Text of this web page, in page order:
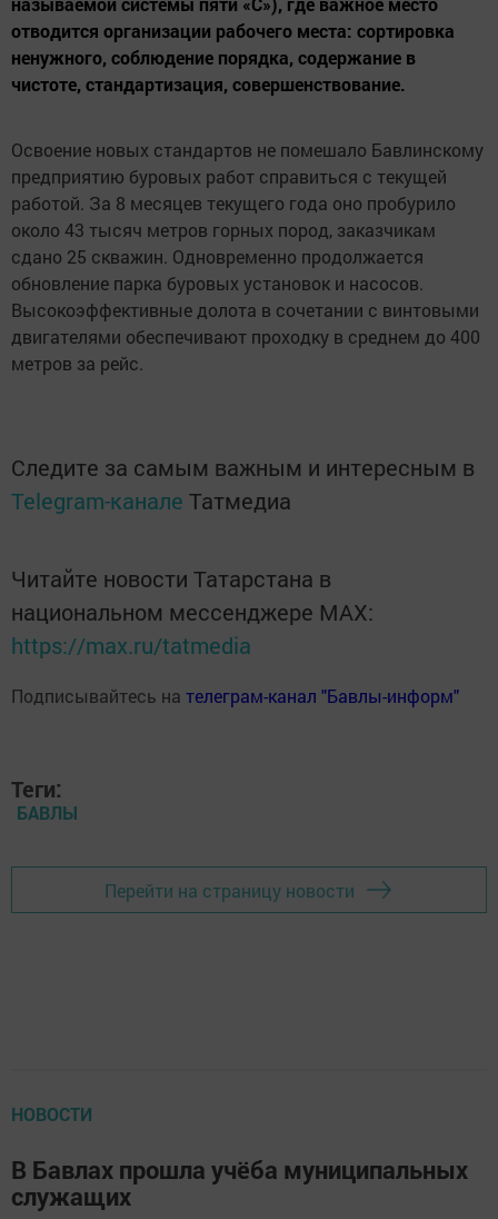
отводится организации рабочего места: сортировка
ненужного, соблюдение порядка, содержание в
чистоте, стандартизация, совершенствование.
Освоение новых стандартов не помешало Бавлинскому
предприятию буровых работ справиться с текущей
работой. За 8 месяцев текущего года оно пробурило
около 43 тысяч метров горных пород, заказчикам
сдано 25 скважин. Одновременно продолжается
обновление парка буровых установок и насосов.
Высокоэффективные долота в сочетании с винтовыми
двигателями обеспечивают проходку в среднем до 400
метров за рейс.
Следите за самым важным и интересным в
Telegram-канале Татмедиа
Читайте новости Татарстана в
национальном мессенджере MАХ:
https://max.ru/tatmedia
Подписывайтесь на телеграм-канал "Бавлы-информ"
Теги:
БАВЛЫ
Перейти на страницу новости
НОВОСТИ
В Бавлах прошла учёба муниципальных
служащих